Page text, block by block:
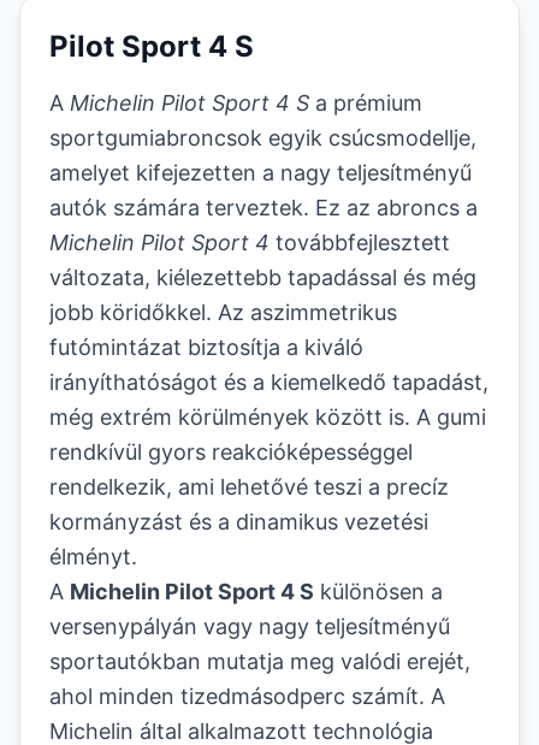
Pilot Sport 4 S
A Michelin Pilot Sport 4 S a prémium
sportgumiabroncsok egyik csúcsmodellje,
amelyet kifejezetten a nagy teljesítményű
autók számára terveztek. Ez az abroncs a
Michelin Pilot Sport 4 továbbfejlesztett
változata, kiélezettebb tapadással és még
jobb köridőkkel. Az aszimmetrikus
futómintázat biztosítja a kiváló
irányíthatóságot és a kiemelkedő tapadást,
még extrém körülmények között is. A gumi
rendkívül gyors reakcióképességgel
rendelkezik, ami lehetővé teszi a precíz
kormányzást és a dinamikus vezetési
élményt.
A Michelin Pilot Sport 4 S különösen a
versenypályán vagy nagy teljesítményű
sportautókban mutatja meg valódi erejét,
ahol minden tizedmásodperc számít. A
Michelin által alkalmazott technológia